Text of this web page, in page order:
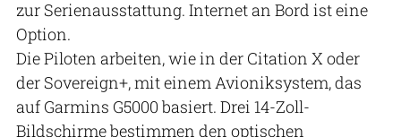
zur Serienausstattung. Internet an Bord ist eine
Option.
Die Piloten arbeiten, wie in der Citation X oder
der Sovereign+, mit einem Avioniksystem, das
auf Garmins G5000 basiert. Drei 14-Zoll-
Bildschirme bestimmen den optischen